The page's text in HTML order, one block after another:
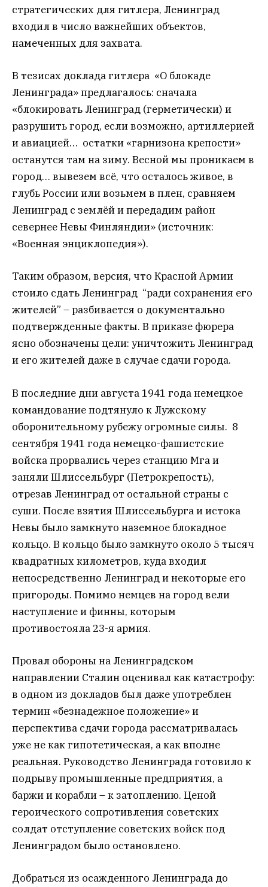
стратегических для гитлера, Ленинград
входил в число важнейших объектов,
намеченных для захвата.
В тезисах доклада гитлера «О блокаде
Ленинграда» предлагалось: сначала
«блокировать Ленинград (герметически) и
разрушить город, если возможно, артиллерией
и авиацией… остатки «гарнизона крепости»
останутся там на зиму. Весной мы проникаем в
город… вывезем всё, что осталось живое, в
глубь России или возьмем в плен, сравняем
Ленинград с землёй и передадим район
севернее Невы Финляндии» (источник:
«Военная энциклопедия»).
Таким образом, версия, что Красной Армии
стоило сдать Ленинград “ради сохранения его
жителей” – разбивается о документально
подтвержденные факты. В приказе фюрера
ясно обозначены цели: уничтожить Ленинград
и его жителей даже в случае сдачи города.
В последние дни августа 1941 года немецкое
командование подтянуло к Лужскому
оборонительному рубежу огромные силы. 8
сентября 1941 года немецко-фашистские
войска прорвались через станцию Мга и
заняли Шлиссельбург (Петрокрепость),
отрезав Ленинград от остальной страны с
суши. После взятия Шлиссельбурга и истока
Невы было замкнуто наземное блокадное
кольцо. В кольцо было замкнуто около 5 тысяч
квадратных километров, куда входил
непосредственно Ленинград и некоторые его
пригороды. Помимо немцев на город вели
наступление и финны, которым
противостояла 23-я армия.
Провал обороны на Ленинградском
направлении Сталин оценивал как катастрофу:
в одном из докладов был даже употреблен
термин «безнадежное положение» и
перспектива сдачи города рассматривалась
уже не как гипотетическая, а как вполне
реальная. Руководство Ленинграда готовило к
подрыву промышленные предприятия, а
баржи и корабли – к затоплению. Ценой
героического сопротивления советских
солдат отступление советских войск под
Ленинградом было остановлено.
Добраться из осажденного Ленинграда до